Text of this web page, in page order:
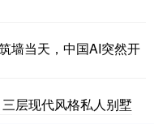
墙当天，中国AI突然开
层现代风格私人别墅